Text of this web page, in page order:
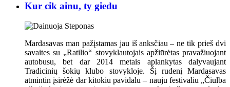
Kur cik ainu, ty giedu
Mardasavas man pažįstamas jau iš anksčiau – ne tik prieš dvi
savaites su „Ratilio“ stovyklautojais apžiūrėtas pravažiuojant
autobusu, bet dar 2014 metais aplankytas dalyvaujant
Tradicinių šokių klubo stovykloje. Šį rudenį Mardasavas
atmintin įsirėžė dar kitokiu pavidalu – nauju festivaliu „Čiulba